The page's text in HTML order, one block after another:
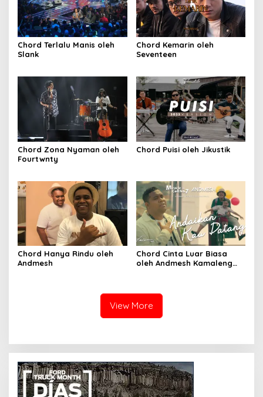
Chord Terlalu Manis oleh
Slank
Chord Kemarin oleh
Seventeen
Chord Zona Nyaman oleh
Fourtwnty
Chord Puisi oleh Jikustik
Chord Hanya Rindu oleh
Andmesh
Chord Cinta Luar Biasa
oleh Andmesh Kamaleng
View More